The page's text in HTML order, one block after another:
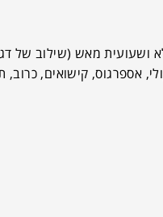
אורז מלא ושעועית מאש (שילוב של
אספרגוס, קישואים, כרוב,